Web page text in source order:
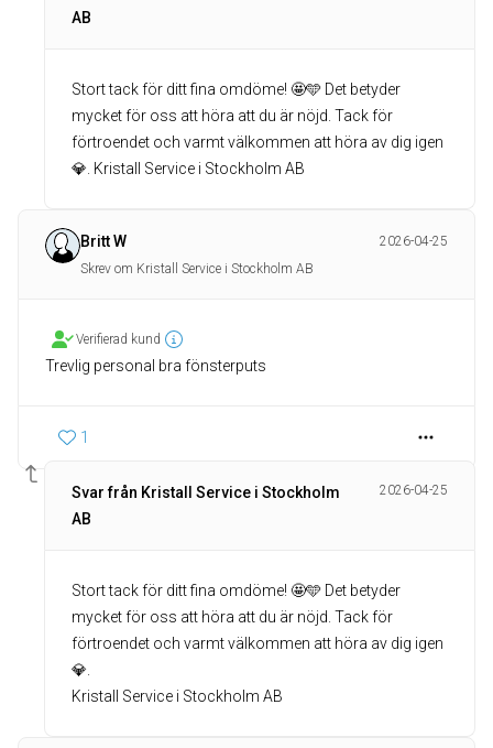
AB
Stort tack för ditt fina omdöme! 🤩🩵 Det betyder
mycket för oss att höra att du är nöjd. Tack för
förtroendet och varmt välkommen att höra av dig igen
💎. Kristall Service i Stockholm AB
Britt W
2026-04-25
Skrev om Kristall Service i Stockholm AB
Verifierad kund
Trevlig personal bra fönsterputs
1
Svar från Kristall Service i Stockholm
AB
2026-04-25
Stort tack för ditt fina omdöme! 🤩🩵 Det betyder
mycket för oss att höra att du är nöjd. Tack för
förtroendet och varmt välkommen att höra av dig igen
💎.
Kristall Service i Stockholm AB